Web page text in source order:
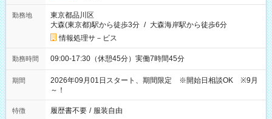
勤務地
東京都品川区
大森(東京都)駅から徒歩3分 / 大森海岸駅から徒歩6分
情報処理サ－ビス
勤務時間 09:00-17:30（休憩45分）実働7時間45分
期間
2026年09月01日スタート、期間限定 ※開始日相談OK ※9月
～！
特徴 履歴書不要 / 服装自由